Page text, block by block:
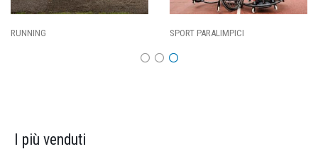
SPORT PARALIMPICI
I più venduti